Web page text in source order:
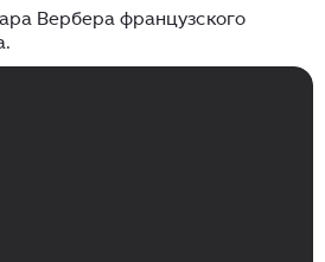
Вербера французского